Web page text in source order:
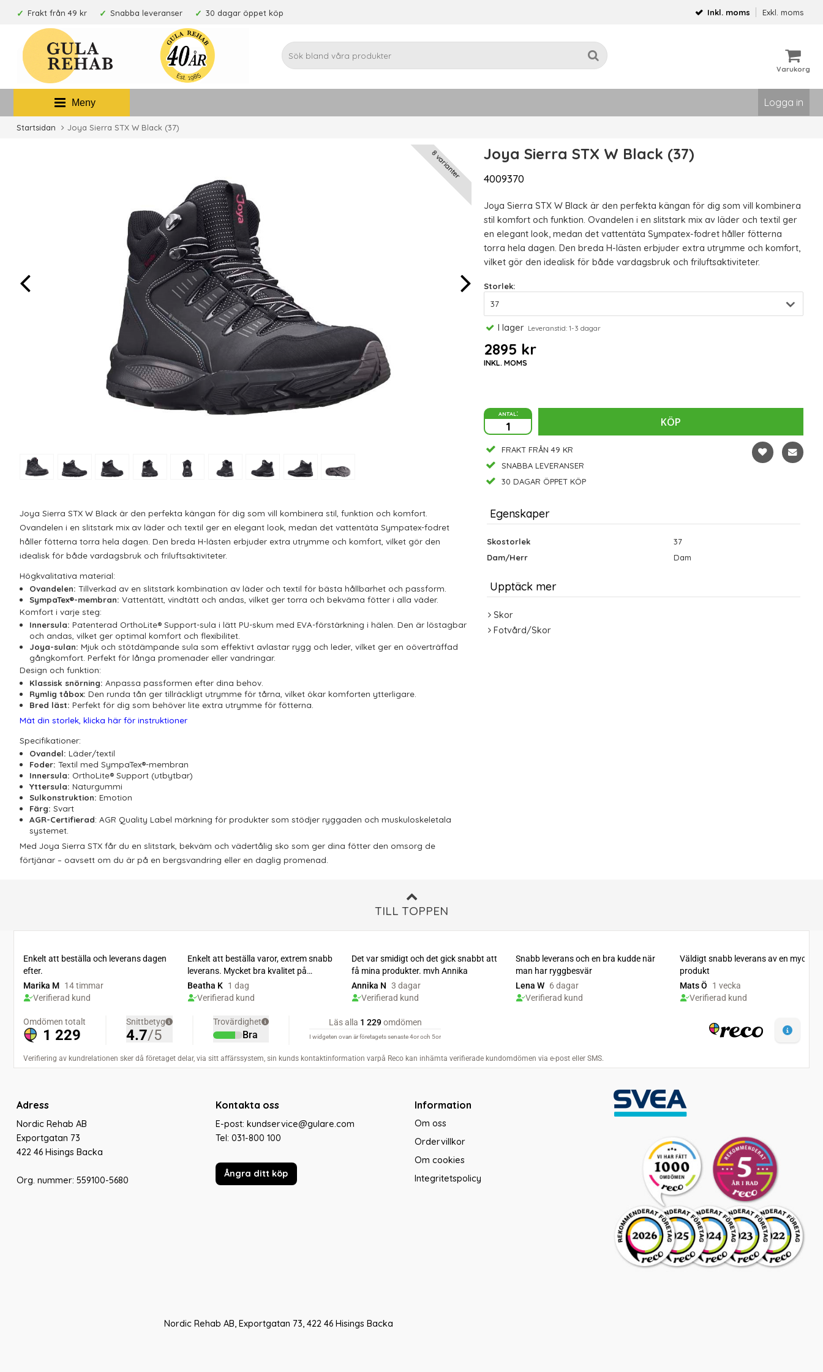
Frakt från 49 kr Snabba leveranser 30 dagar öppet köp Inkl. moms Exkl. moms
Varukorg
Meny Logga in
Startsidan Joya Sierra STX W Black (37)
8 varianter Joya Sierra STX W Black (37)
4009370
Joya Sierra STX W Black är den perfekta kängan för dig som vill kombinera
stil komfort och funktion. Ovandelen i en slitstark mix av läder och textil ger
en elegant look, medan det vattentäta Sympatex-fodret håller fötterna
torra hela dagen. Den breda H-lästen erbjuder extra utrymme och komfort,
vilket gör den idealisk för både vardagsbruk och friluftsaktiviteter.
Storlek:
I lagerLeveranstid: 1-3 dagar
2895 kr
INKL. MOMS
antal:
KÖP
FRAKT FRÅN 49 KR
SNABBA LEVERANSER
30 DAGAR ÖPPET KÖP
Joya Sierra STX W Black är den perfekta kängan för dig som vill kombinera stil, funktion och komfort.
Ovandelen i en slitstark mix av läder och textil ger en elegant look, medan det vattentäta Sympatex-fodret
håller fötterna torra hela dagen. Den breda H-lästen erbjuder extra utrymme och komfort, vilket gör den
idealisk för både vardagsbruk och friluftsaktiviteter.
Högkvalitativa material:
Ovandelen: Tillverkad av en slitstark kombination av läder och textil för bästa hållbarhet och passform.
SympaTex®-membran: Vattentätt, vindtätt och andas, vilket ger torra och bekväma fötter i alla väder.
Komfort i varje steg:
Innersula: Patenterad OrthoLite® Support-sula i lätt PU-skum med EVA-förstärkning i hälen. Den är löstagbar
och andas, vilket ger optimal komfort och flexibilitet.
Joya-sulan: Mjuk och stötdämpande sula som effektivt avlastar rygg och leder, vilket ger en oöverträffad
gångkomfort. Perfekt för långa promenader eller vandringar.
Design och funktion:
Klassisk snörning: Anpassa passformen efter dina behov.
Rymlig tåbox: Den runda tån ger tillräckligt utrymme för tårna, vilket ökar komforten ytterligare.
Bred läst: Perfekt för dig som behöver lite extra utrymme för fötterna.
Mät din storlek, klicka här för instruktioner
Specifikationer:
Ovandel: Läder/textil
Foder: Textil med SympaTex®-membran
Innersula: OrthoLite® Support (utbytbar)
Yttersula: Naturgummi
Sulkonstruktion: Emotion
Färg: Svart
AGR-Certifierad: AGR Quality Label märkning för produkter som stödjer ryggaden och muskuloskeletala
systemet.
Med Joya Sierra STX får du en slitstark, bekväm och vädertålig sko som ger dina fötter den omsorg de
förtjänar – oavsett om du är på en bergsvandring eller en daglig promenad.
Egenskaper
Skostorlek
37
Dam/Herr
Dam
Upptäck mer
Skor
Fotvård/Skor
TILL TOPPEN
Adress
Nordic Rehab AB
Exportgatan 73
422 46 Hisings Backa
Org. nummer: 559100-5680
Kontakta oss
E-post: kundservice@gulare.com
Tel: 031-800 100
Ångra ditt köp
Information
Om oss
Ordervillkor
Om cookies
Integritetspolicy
Nordic Rehab AB, Exportgatan 73, 422 46 Hisings Backa